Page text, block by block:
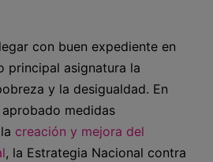
con buen expediente en
principal asignatura la
y la desigualdad. En
medidas
creación y mejora del
, la Estrategia Nacional contra